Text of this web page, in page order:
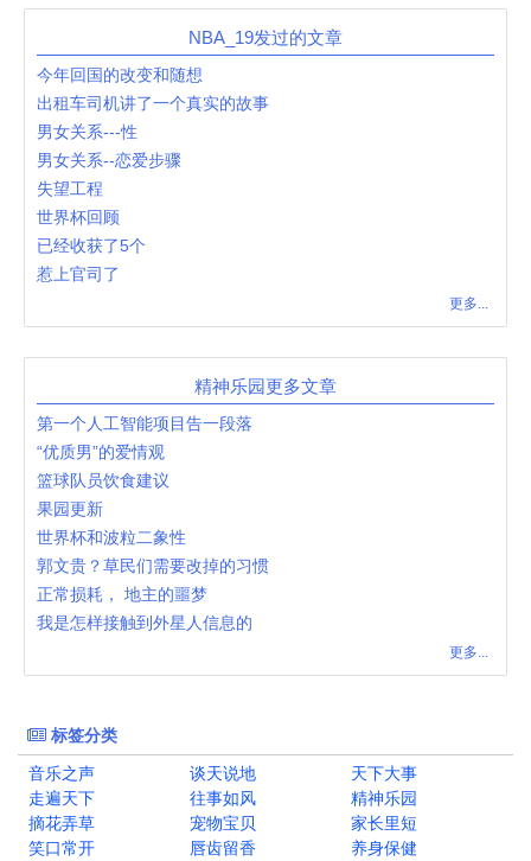
NBA_19发过的文章
今年回国的改变和随想
出租车司机讲了一个真实的故事
男女关系---性
男女关系--恋爱步骤
失望工程
世界杯回顾
已经收获了5个
惹上官司了
更多...
精神乐园更多文章
第一个人工智能项目告一段落
“优质男”的爱情观
篮球队员饮食建议
果园更新
世界杯和波粒二象性
郭文贵？草民们需要改掉的习惯
正常损耗， 地主的噩梦
我是怎样接触到外星人信息的
更多...
标签分类
音乐之声
谈天说地
天下大事
走遍天下
往事如风
精神乐园
摘花弄草
宠物宝贝
家长里短
笑口常开
唇齿留香
养身保健